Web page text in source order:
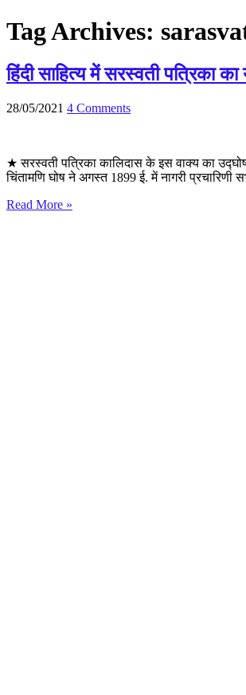
Tag Archives:
हिंदी साहित्य में सरस्वती
28/05/2021 4 Comments
★ सरस्वती पत्रिका कालिदास के इस वाक्य का
चिंतामणि घोष ने अगस्त 1899 ई. में नागरी
Read More »